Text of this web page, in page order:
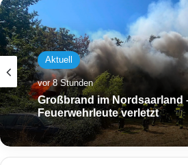
Aktuell
vor 8 Stunden
Großbrand im Nordsaarland
Feuerwehrleute verletzt